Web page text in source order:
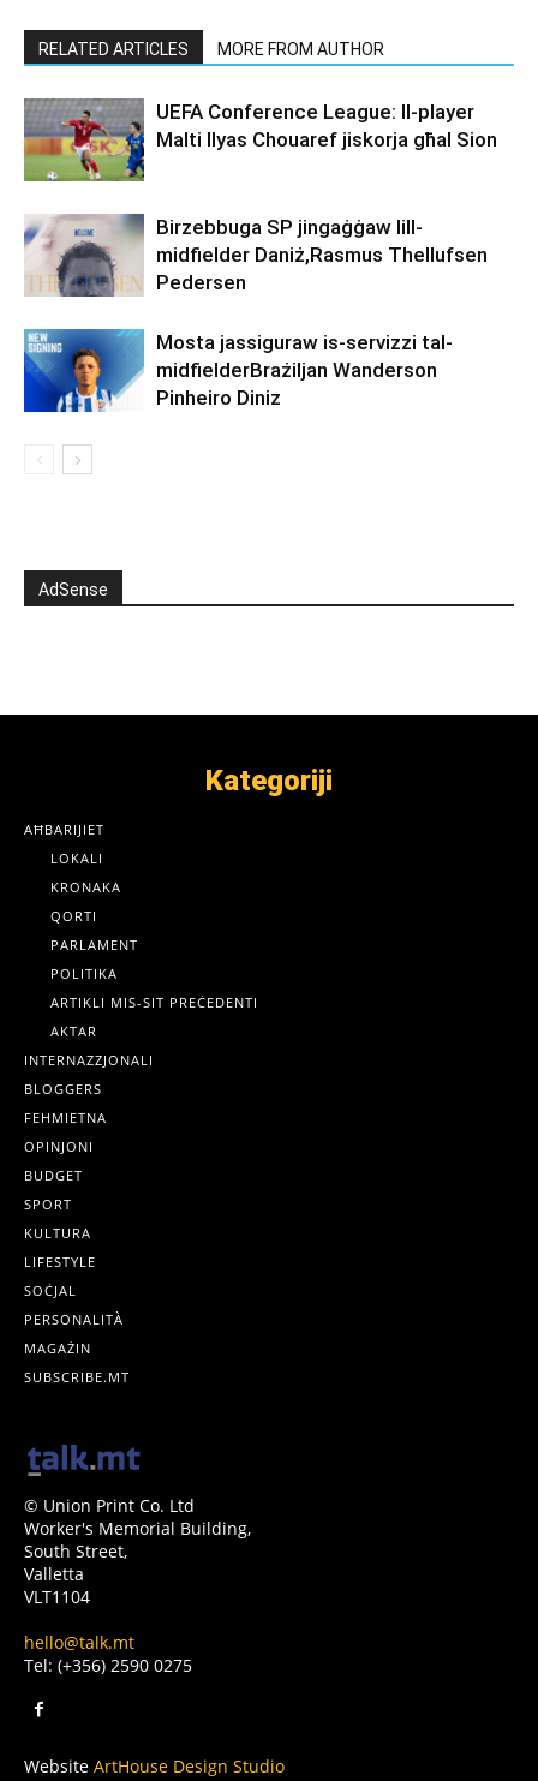
RELATED ARTICLES MORE FROM AUTHOR
UEFA Conference League: Il-player
Malti Ilyas Chouaref jiskorja għal Sion
Birzebbuga SP jingaġġaw lill-
midfielder Daniż,Rasmus Thellufsen
Pedersen
Mosta jassiguraw is-servizzi tal-
midfielderBrażiljan Wanderson
Pinheiro Diniz
AdSense
Kategoriji
AĦBARIJIET
LOKALI
KRONAKA
QORTI
PARLAMENT
POLITIKA
ARTIKLI MIS-SIT PREĊEDENTI
AKTAR
INTERNAZZJONALI
BLOGGERS
FEHMIETNA
OPINJONI
BUDGET
SPORT
KULTURA
LIFESTYLE
SOĊJAL
PERSONALITÀ
MAGAŻIN
SUBSCRIBE.MT
© Union Print Co. Ltd
Worker's Memorial Building,
South Street,
Valletta
VLT1104
hello@talk.mt
Tel: (+356) 2590 0275
Website ArtHouse Design Studio